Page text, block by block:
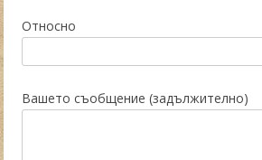
Относно
Вашето съобщение (задължително)